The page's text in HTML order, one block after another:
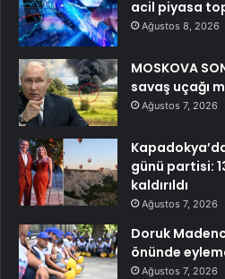
acil piyasa
Ağustos 8, 2026
MOSKOVA
savaş uçağı
Ağustos 7, 2026
günü partisi:
kaldırıldı
Ağustos 7, 2026
Doruk
önünde
Ağustos 7, 2026